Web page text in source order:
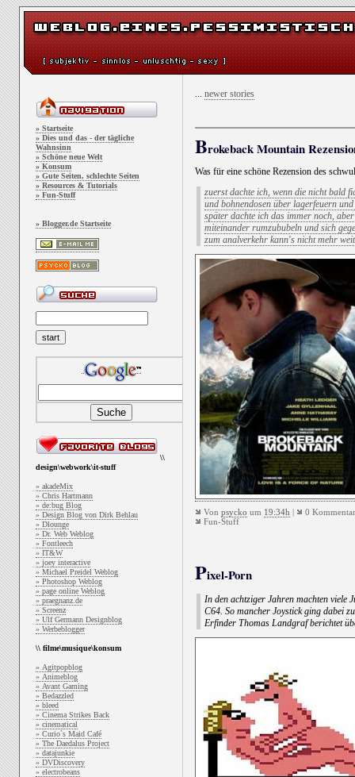
» Startseite
» Dies und das - der tägliche
Wahnsinn
» Schöne neue Welt
» Konsum
» Gute Seiten, schlechte Seiten
» Resources & Tutorials
» Fun-Stuff
» Blogger.de Startseite
\\
design\webwork\it-stuff
» akadeMix
» Chris Hartmann
» de:bug Blog
» Design Blog von Dirk Behlau
» Dlounge
» Dr. Web Weblog
» Fontleech
» IT&W
» joey interactive
» Michael Preidel Weblog
» Photoshop Weblog
» page online Weblog
» praegnanz.de
» Screenz
» Ulf Germann Designblog
» Werbeblogger
\\ filme\musique\konsum
» Agitpopblog
» Animeblog
» Avant Gaming
» Bedazzled
» bleed
» Cinema Strikes Back
» cinematical
» Curio`s Maid Café
» The Daedalus Project
» datajunkie
» DVDiscovery
» electrobeans
... newer stories
Brokeback Mountain
Was für eine schöne Rezension des
zuerst dachte ich, wenn die nicht bald
und bohnendosen über lagerfeuern
später dachte ich das immer noch,
miteinander rumzububeln und sich
zum analverkehr kann's nicht mehr
Von psycko um 19:34h |
0
Fun-Stuff
Pixel-Porn
In den achtziger Jahren machten viele
C64. So mancher Joystick ging dabei
Erfinder Thomas Landgraf berichtet